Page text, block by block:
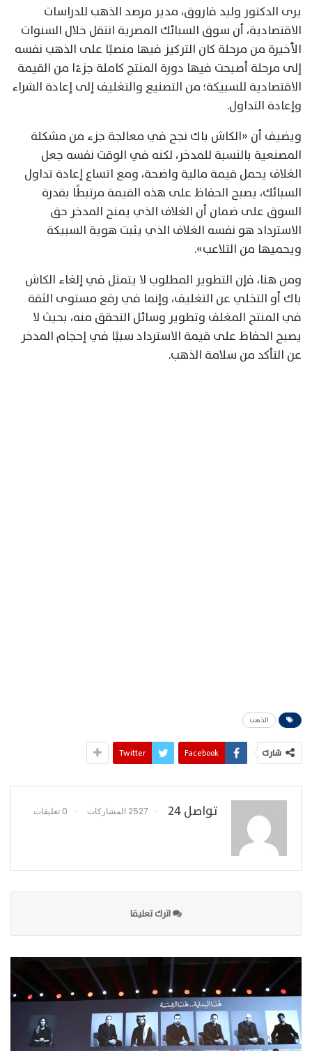
يرى الدكتور وليد فاروق، مدير مرصد الذهب للدراسات
الاقتصادية، أن سوق السبائك المصرية انتقل خلال السنوات
الأخيرة من مرحلة كان التركيز فيها منصبًا على الذهب نفسه
إلى مرحلة أصبحت فيها دورة المنتج كاملة جزءًا من القيمة
الاقتصادية للسبيكة؛ من التصنيع والتغليف إلى إعادة الشراء
وإعادة التداول.
ويضيف أن «الكاش باك نجح في معالجة جزء من مشكلة
المصنعية بالنسبة للمدخر، لكنه في الوقت نفسه جعل
الغلاف يحمل قيمة مالية واضحة، ومع اتساع إعادة تداول
السبائك، يصبح الحفاظ على هذه القيمة مرتبطًا بقدرة
السوق على ضمان أن الغلاف الذي يمنح المدخر حق
الاسترداد هو نفسه الغلاف الذي يثبت هوية السبيكة
ويحميها من التلاعب».
ومن هنا، فإن التطوير المطلوب لا يتمثل في إلغاء الكاش
باك أو التخلي عن التغليف، وإنما في رفع مستوى الثقة
في المنتج المغلف وتطوير وسائل التحقق منه، بحيث لا
يصبح الحفاظ على قيمة الاسترداد سببًا في إحجام المدخر
عن التأكد من سلامة الذهب.
الذهب
شارك Facebook
Twitter
تواصل 24 2527 المشاركات 0 تعليقات
اترك تعليقا